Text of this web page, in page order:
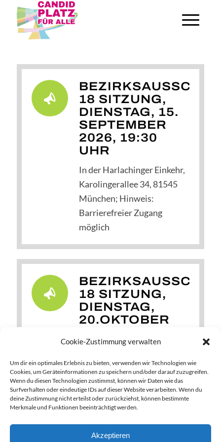
Cookie-Zustimmung verwalten
Um dir ein optimales Erlebnis zu bieten, verwenden wir Technologien wie
Cookies, um Geräteinformationen zu speichern und/oder darauf zuzugreifen.
Wenn du diesen Technologien zustimmst, können wir Daten wie das
Surfverhalten oder eindeutige IDs auf dieser Website verarbeiten. Wenn du
deine Zustimmung nicht erteilst oder zurückziehst, können bestimmte
Merkmale und Funktionen beeinträchtigt werden.
Akzeptieren
18 SITZUNG,
DIENSTAG, 15.
SEPTEMBER
2026, 19:30
UHR
In der Harlachinger Einkehr,
Karolingerallee 34, 81545
München; Hinweis:
Barrierefreier Zugang
möglich
18 SITZUNG,
DIENSTAG,
20.OKTOBER
UHR
In der Harlachinger Einkehr,
Karolingerallee 34, 81545
München; Hinweis:
Barrierefreier Zugang
möglich